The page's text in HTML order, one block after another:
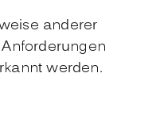
anderer
werden.